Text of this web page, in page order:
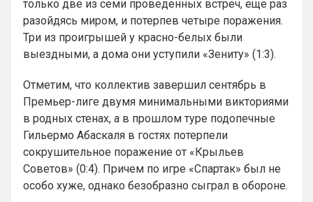
только две из семи проведенных встреч, еще раз
разойдясь миром, и потерпев четыре поражения.
Три из проигрышей у красно-белых были
выездными, а дома они уступили «Зениту» (1:3).
Отметим, что коллектив завершил сентябрь в
Премьер-лиге двумя минимальными викториями
в родных стенах, а в прошлом туре подопечные
Гильермо Абаскаля в гостях потерпели
сокрушительное поражение от «Крыльев
Советов» (0:4). Причем по игре «Спартак» был не
особо хуже, однако безобразно сыграл в обороне.